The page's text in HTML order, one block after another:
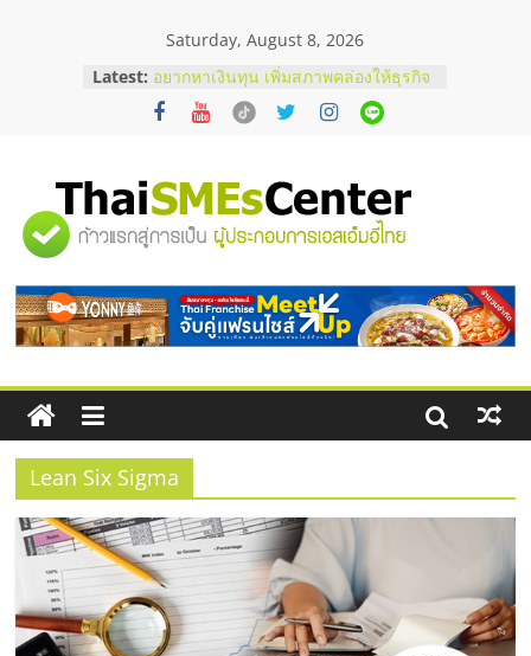
Saturday, August 8, 2026
Latest: อยากหาเงินทุน เพิ่มสภาพคล่องให้ธุรกิจ
เริ่มยังไงให้ผ่านฉลุย
สัมมนาออนไลน์ โอกาสบริหารสถานี
ThaiFranchise Meet Up จับคู่แฟรน
ไชส์ ครั้งที่ 8
ร้านเครื่องเสียงคุณภาพสูง พร้อม
บริษัท Cybersecurity ในไทยที่ไหนดี?
วิธีเลือกผู้ให้บริการให้คุ้มค่าและตอบ
โจทย์ธุรกิจ
"ศูนย์
รวม
ข้อมูล
ธุรกิจ
SME
แห่ง
ประเทศไทย,
Lean Six Sigma